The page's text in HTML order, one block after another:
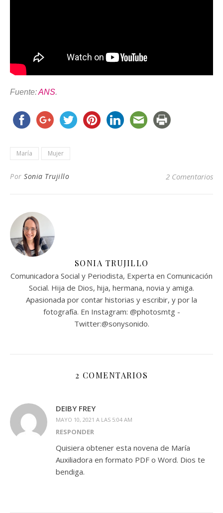
Fuente:ANS.
María Mujer
Por Sonia Trujillo 2 Comentarios
SONIA TRUJILLO
Comunicadora Social y Periodista, Experta en Comunicación
Social. Hija de Dios, hija, hermana, novia y amiga.
Apasionada por contar historias y escribir, y por la
fotografía. En Instagram: @photosmtg -
Twitter:@sonysonido.
2 COMENTARIOS
DEIBY FREY
MAYO 10, 2021 A LAS 5:04 AM
RESPONDER
Quisiera obtener esta novena de María
Auxiliadora en formato PDF o Word. Dios te
bendiga.